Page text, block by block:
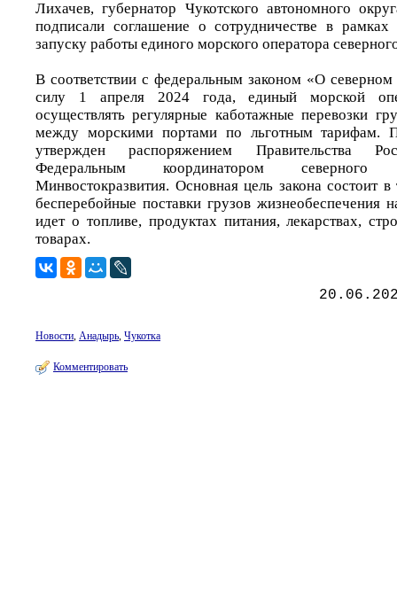
Лихачев, губернатор Чукотского автономного
подписали соглашение о сотрудничестве в рамках
запуску работы единого морского оператора
В соответствии с федеральным законом «О
силу 1 апреля 2024 года, единый морской
осуществлять регулярные каботажные перевозки
между морскими портами по льготным тарифам.
утвержден распоряжением Правительства
Федеральным координатором северного
Минвостокразвития. Основная цель закона состоит
бесперебойные поставки грузов жизнеобеспечения
идет о топливе, продуктах питания, лекарствах,
товарах.
Новости, Анадырь, Чукотка
Комментировать